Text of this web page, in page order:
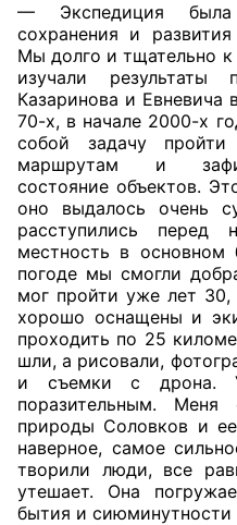
— Экспедиция была
сохранения и
Мы долго и тщательно к
изучали
Казаринова и Евневича
70-х, в начале 2000-х
собой задачу
маршрутам и
состояние объектов.
оно выдалось очень
расступились
местность в основном
погоде мы смогли
мог пройти уже лет
хорошо оснащены и
проходить по 25
шли, а рисовали,
и съемки с дрона.
поразительным.
природы Соловков и
наверное, самое
творили люди, все
утешает. Она
бытия и сиюминутности